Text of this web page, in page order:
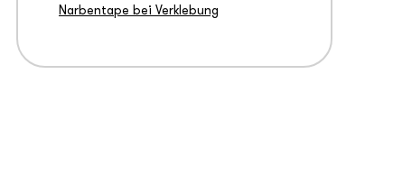
Narbentape bei Verklebung